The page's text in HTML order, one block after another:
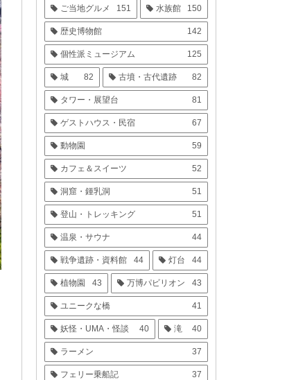
ご当地グルメ 151 水族館 150
歴史博物館 142
個性派ミュージアム 125
城 82 古墳・古代遺跡 82
タワー・展望台 81
ゲストハウス・民宿 67
動物園 59
カフェ＆スイーツ 52
洞窟・鍾乳洞 51
登山・トレッキング 51
温泉・サウナ 44
戦争遺跡・資料館 44 灯台 44
植物園 43 万博パビリオン 43
ユニークな橋 41
妖怪・UMA・怪談 40 滝 40
ラーメン 37
フェリー乗船記 37